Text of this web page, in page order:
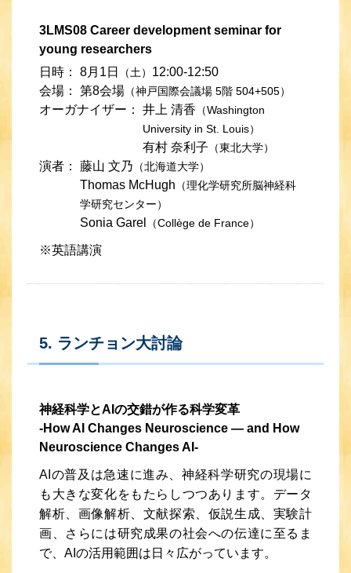
3LMS08 Career development seminar for
young researchers
日時：
8月1日 （土） 12:00-12:50
会場：
第8会場 （神戸国際会議場 5階 504+505）
オーガナイザー： 井上 清香 （Washington
University in St. Louis）
有村 奈利子 （東北大学）
演者： 藤山 文乃 （北海道大学）
Thomas McHugh （理化学研究所脳神経科
学研究センター）
Sonia Garel （Collège de France）
※英語講演
5. ランチョン大討論
神経科学とAIの交錯が作る科学変革
-How AI Changes Neuroscience — and How
Neuroscience Changes AI-
AIの普及は急速に進み、神経科学研究の現場に
も大きな変化をもたらしつつあります。データ
解析、画像解析、文献探索、仮説生成、実験計
画、さらには研究成果の社会への伝達に至るま
で、AIの活用範囲は日々広がっています。